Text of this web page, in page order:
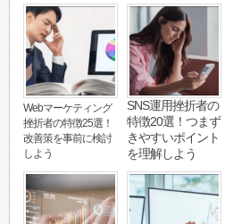
Webマーケティング
挫折者の特徴25選！
改善策を事前に検討
しよう
SNS運用挫折者の
特徴20選！つまず
きやすいポイント
を理解しよう